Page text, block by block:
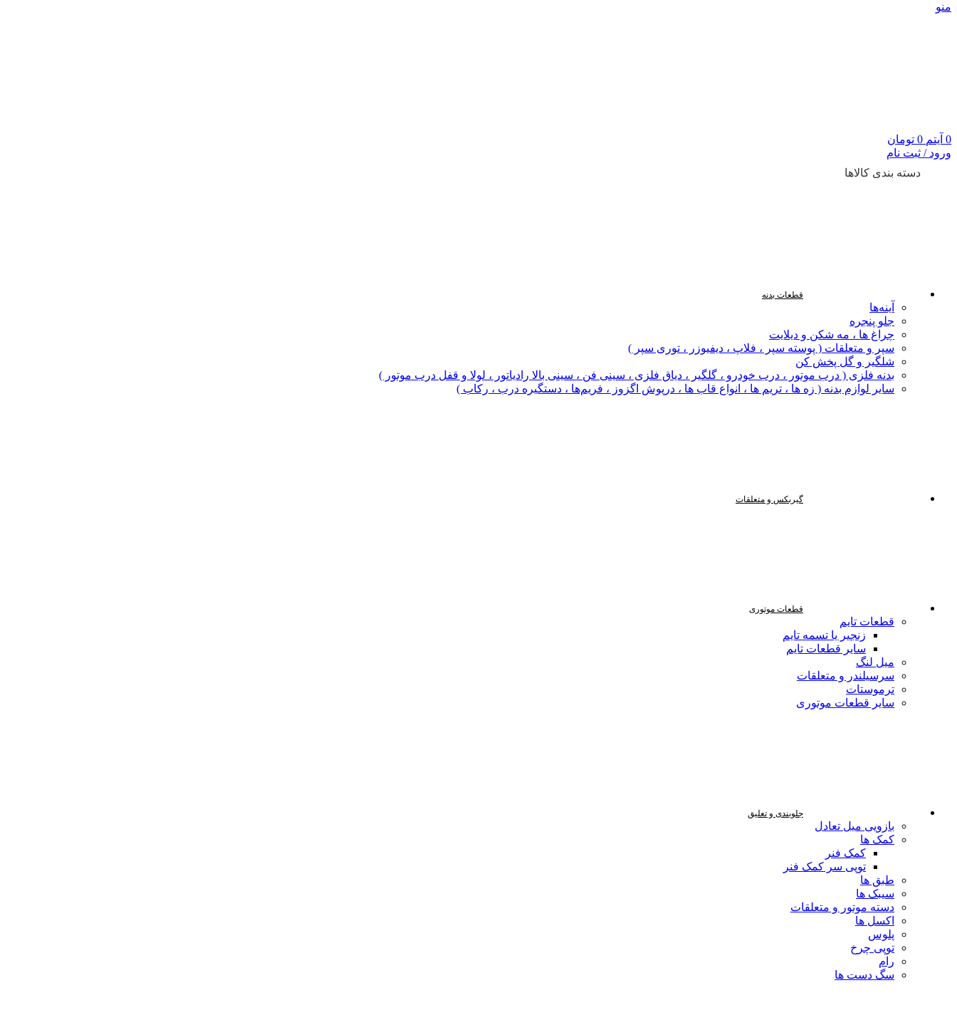
منو
0 آیتم 0 تومان
ورود / ثبت نام
دسته بندی کالاها
قطعات بدنه
آینه‌ها
جلو پنجره
چراغ‌ ها ، مه‌ شکن و دیلایت
سپر و متعلقات ( پوسته سپر ، فلاپ ، دیفیوزر ، توری سپر )
شلگیر و گل‌ پخش‌ کن
بدنه فلزی ( درب موتور ، درب خودرو ، گلگیر ، دیاق فلزی ، سینی فن ، سینی بالا رادیاتور ، لولا و قفل درب موتور )
سایر لوازم بدنه ( زه ها ، تریم ها ، انواع قاب ها ، درپوش اگزوز ، فریم‌ها ، دستگیره درب ، رکاب )
گیربکس و متعلقات
قطعات موتوری
قطعات تایم
زنجیر یا تسمه تایم
سایر قطعات تایم
میل لنگ
سرسیلندر و متعلقات
ترموستات
سایر قطعات موتوری
جلوبندی و تعلیق
بازویی میل تعادل
کمک ها
کمک فنر
توپی سر کمک فنر
طبق ها
سیبک ها
دسته موتور و متعلقات
اکسل ها
پلوس
توپی چرخ
رام
سگ دست ها